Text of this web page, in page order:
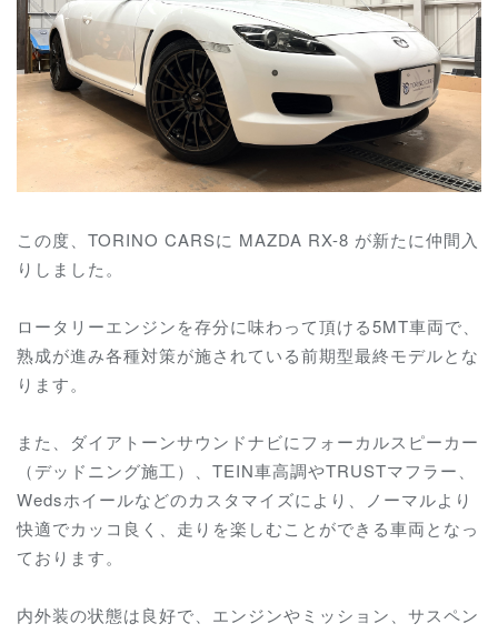
この度、TORINO CARSに MAZDA RX-8 が新たに仲間入
りしました。
ロータリーエンジンを存分に味わって頂ける5MT車両で、
熟成が進み各種対策が施されている前期型最終モデルとな
ります。
また、ダイアトーンサウンドナビにフォーカルスピーカー
（デッドニング施工）、TEIN車高調やTRUSTマフラー、
Wedsホイールなどのカスタマイズにより、ノーマルより
快適でカッコ良く、走りを楽しむことができる車両となっ
ております。
内外装の状態は良好で、エンジンやミッション、サスペン